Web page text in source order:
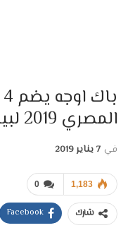
المصري 2019 لبيس 6
في 7 يناير 2019
0 1,183
شارك Facebook